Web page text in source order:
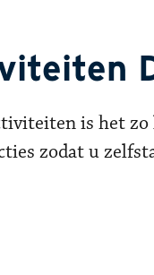
is het
zodat u